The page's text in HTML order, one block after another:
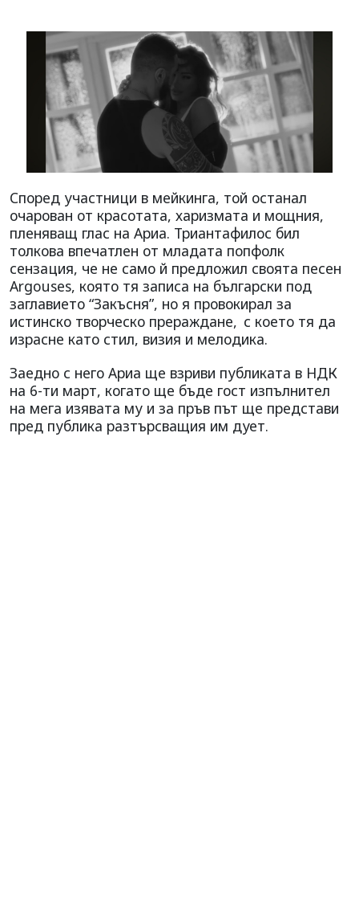
Според участници в мейкинга, той останал
очарован от красотата, харизмата и мощния,
пленяващ глас на Ариа. Триантафилос бил
толкова впечатлен от младата попфолк
сензация, че не само й предложил своята песен
Argouses, която тя записа на български под
заглавието “Закъсня”, но я провокирал за
истинско творческо прераждане, с което тя да
израсне като стил, визия и мелодика.
Заедно с него Ариа ще взриви публиката в НДК
на 6-ти март, когато ще бъде гост изпълнител
на мега изявата му и за пръв път ще представи
пред публика разтърсващия им дует.